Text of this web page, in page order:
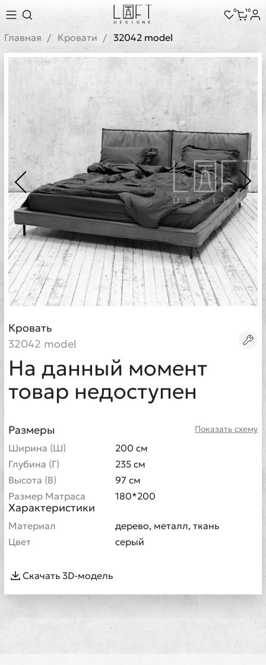
0 10
Главная Кровати 32042 model
Кровать
32042 model
На данный момент
товар недоступен
Показать схему
Размеры
Ширина (Ш)
200 см
Глубина (Г)
235 см
Высота (В)
97 см
Размер Матраса
180*200
Характеристики
Материал
дерево, металл, ткань
Цвет
серый
Скачать 3D-модель